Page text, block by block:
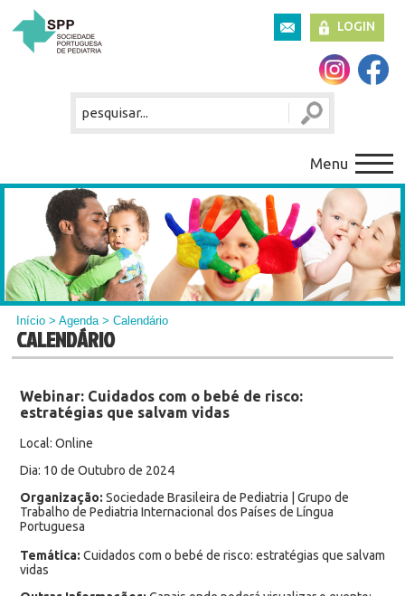
LOGIN
Menu
Início >Agenda> Calendário
CALENDÁRIO
Webinar: Cuidados com o bebé de risco:
estratégias que salvam vidas
Local: Online
Dia: 10 de Outubro de 2024
Organização: Sociedade Brasileira de Pediatria | Grupo de
Trabalho de Pediatria Internacional dos Países de Língua
Portuguesa
Temática: Cuidados com o bebé de risco: estratégias que salvam
vidas